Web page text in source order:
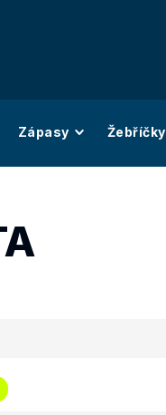
Zápasy Žebříčky